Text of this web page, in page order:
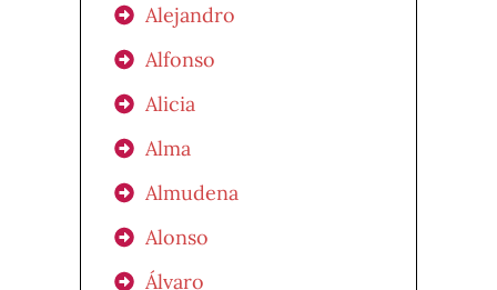
Alejandro
Alfonso
Alicia
Alma
Almudena
Alonso
Álvaro